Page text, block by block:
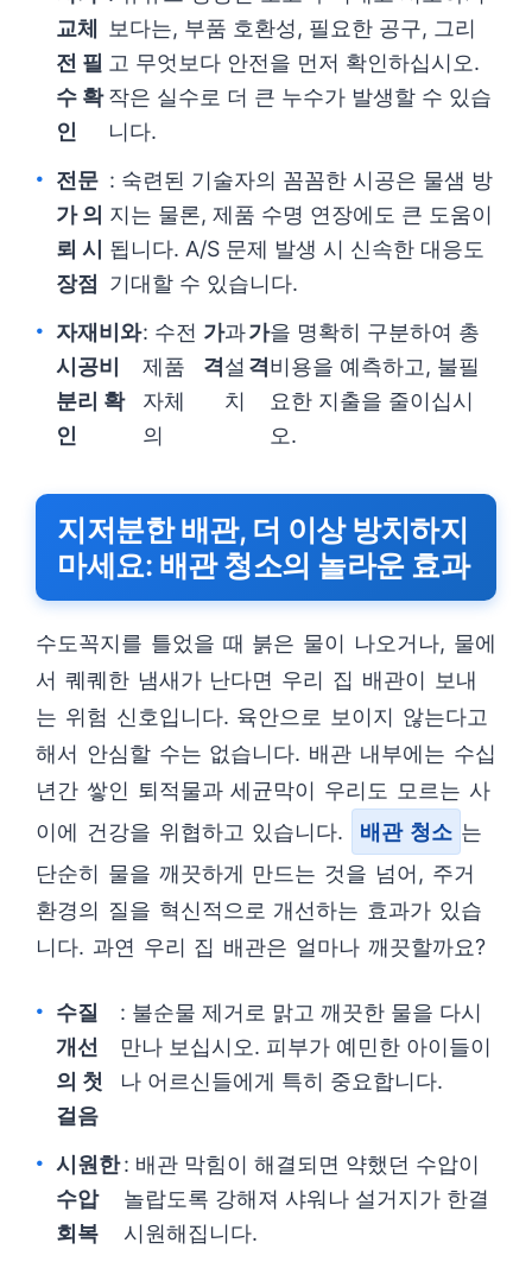
교체
전 필
수 확
인
보다는, 부품 호환성, 필요한 공구, 그리
고 무엇보다 안전을 먼저 확인하십시오.
작은 실수로 더 큰 누수가 발생할 수 있습
니다.
전문
가 의
뢰 시
장점
: 숙련된 기술자의 꼼꼼한 시공은 물샘 방
지는 물론, 제품 수명 연장에도 큰 도움이
됩니다. A/S 문제 발생 시 신속한 대응도
기대할 수 있습니다.
자재비와
시공비
분리 확
인
: 수전
제품
자체
의
가
격
과
설
치
가
격
을 명확히 구분하여 총
비용을 예측하고, 불필
요한 지출을 줄이십시
오.
지저분한 배관, 더 이상 방치하지
마세요: 배관 청소의 놀라운 효과
수도꼭지를 틀었을 때 붉은 물이 나오거나, 물에
서 퀘퀘한 냄새가 난다면 우리 집 배관이 보내
는 위험 신호입니다. 육안으로 보이지 않는다고
해서 안심할 수는 없습니다. 배관 내부에는 수십
년간 쌓인 퇴적물과 세균막이 우리도 모르는 사
이에 건강을 위협하고 있습니다.
배관 청소 는
단순히 물을 깨끗하게 만드는 것을 넘어, 주거
환경의 질을 혁신적으로 개선하는 효과가 있습
니다. 과연 우리 집 배관은 얼마나 깨끗할까요?
수질
개선
의 첫
걸음
: 불순물 제거로 맑고 깨끗한 물을 다시
만나 보십시오. 피부가 예민한 아이들이
나 어르신들에게 특히 중요합니다.
시원한
수압
회복
: 배관 막힘이 해결되면 약했던 수압이
놀랍도록 강해져 샤워나 설거지가 한결
시원해집니다.